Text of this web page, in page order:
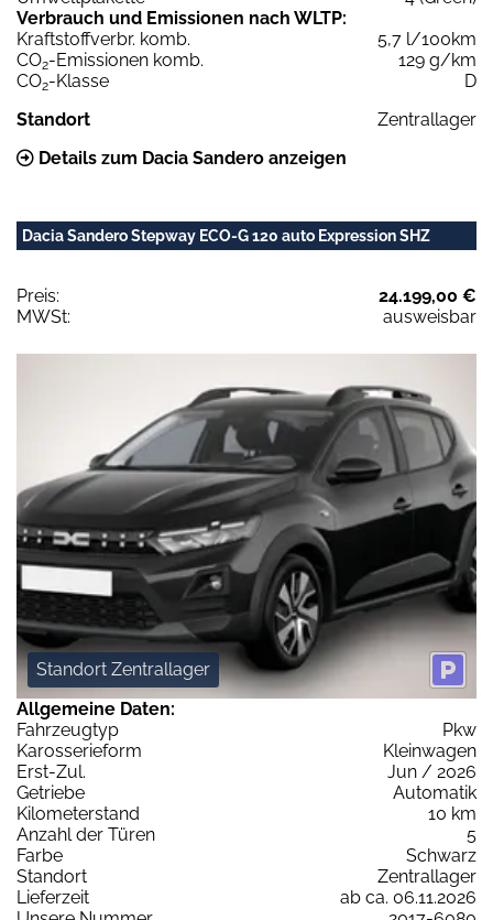
Verbrauch und Emissionen nach WLTP:
Kraftstoffverbr. komb.
5,7 l/100km
CO2-Emissionen komb.
129 g/km
CO2-Klasse
D
Standort
Zentrallager
Details zum Dacia Sandero anzeigen
Dacia Sandero Stepway ECO-G 120 auto Expression SHZ
Preis:
24.199,00 €
MWSt:
ausweisbar
Standort Zentrallager
Allgemeine Daten:
Fahrzeugtyp
Pkw
Karosserieform
Kleinwagen
Erst-Zul.
Jun / 2026
Getriebe
Automatik
Kilometerstand
10 km
Anzahl der Türen
5
Farbe
Schwarz
Standort
Zentrallager
Lieferzeit
ab ca. 06.11.2026